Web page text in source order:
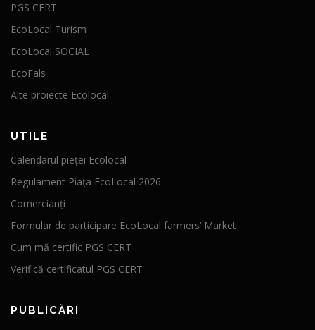
PGS CERT
EcoLocal Turism
EcoLocal SOCIAL
EcoFals
Alte proiecte Ecolocal
UTILE
Calendarul pieței Ecolocal
Regulament Piața EcoLocal 2026
Comercianți
Formular de participare EcoLocal farmers’ Market
Cum mă certific PGS CERT
Verifică certificatul PGS CERT
PUBLICĂRI